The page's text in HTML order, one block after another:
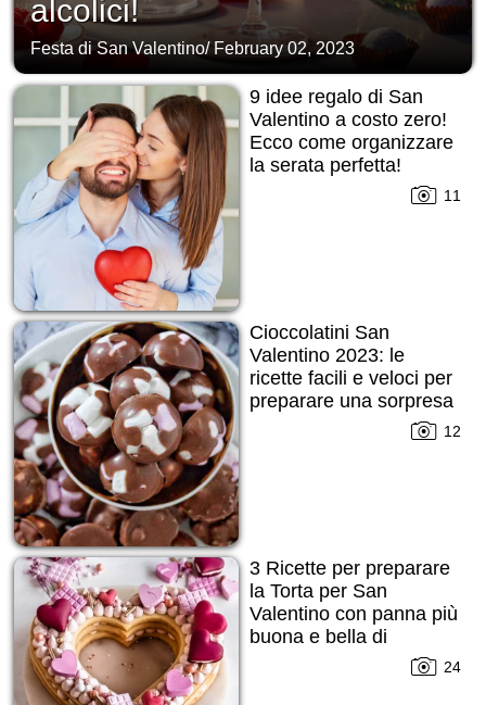
alcolici!
Festa di San Valentino/ February 02, 2023
9 idee regalo di San
Valentino a costo zero!
Ecco come organizzare
la serata perfetta!
11
Cioccolatini San
Valentino 2023: le
ricette facili e veloci per
preparare una sorpresa
12
3 Ricette per preparare
la Torta per San
Valentino con panna più
buona e bella di
24